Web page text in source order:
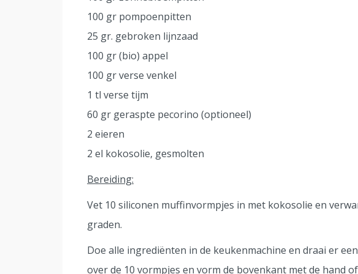
100 gr pompoenpitten
25 gr. gebroken lijnzaad
100 gr (bio) appel
100 gr verse venkel
1 tl verse tijm
60 gr geraspte pecorino (optioneel)
2 eieren
2 el kokosolie, gesmolten
Bereiding:
Vet 10 siliconen muffinvormpjes in met kokosolie en
graden.
Doe alle ingrediënten in de keukenmachine en draai er
over de 10 vormpjes en vorm de bovenkant met de hand